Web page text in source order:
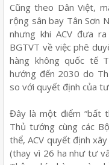
Cũng theo Dân Việt,
rộng sân bay Tân Sơn
nhưng khi ACV đưa
BGTVT về việc phê
hàng không quốc tế
hướng đến 2030 do
so với quyết định của
Đây là một điểm “bất
Thủ tướng cùng các
thể, ACV quyết định
(thay vì 26 ha như tư